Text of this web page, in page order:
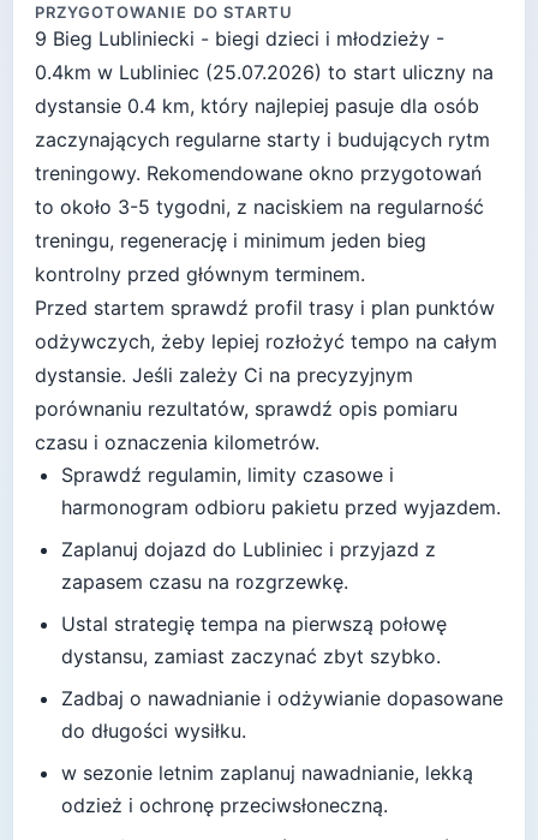
PRZYGOTOWANIE DO STARTU
9 Bieg Lubliniecki - biegi dzieci i młodzieży -
0.4km w Lubliniec (25.07.2026) to start uliczny na
dystansie 0.4 km, który najlepiej pasuje dla osób
zaczynających regularne starty i budujących rytm
treningowy. Rekomendowane okno przygotowań
to około 3-5 tygodni, z naciskiem na regularność
treningu, regenerację i minimum jeden bieg
kontrolny przed głównym terminem.
Przed startem sprawdź profil trasy i plan punktów
odżywczych, żeby lepiej rozłożyć tempo na całym
dystansie. Jeśli zależy Ci na precyzyjnym
porównaniu rezultatów, sprawdź opis pomiaru
czasu i oznaczenia kilometrów.
Sprawdź regulamin, limity czasowe i
harmonogram odbioru pakietu przed wyjazdem.
Zaplanuj dojazd do Lubliniec i przyjazd z
zapasem czasu na rozgrzewkę.
Ustal strategię tempa na pierwszą połowę
dystansu, zamiast zaczynać zbyt szybko.
Zadbaj o nawadnianie i odżywianie dopasowane
do długości wysiłku.
w sezonie letnim zaplanuj nawadnianie, lekką
odzież i ochronę przeciwsłoneczną.